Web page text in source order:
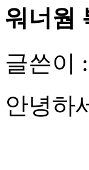
워너웜
글쓴이
안녕하